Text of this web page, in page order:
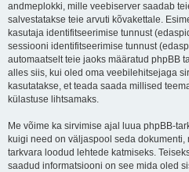
andmeplokki, mille veebiserver saadab
salvestatakse teie arvuti kõvakettale.
kasutaja identifitseerimise tunnust
sessiooni identifitseerimise tunnust
automaatselt teie jaoks määratud phpBB
alles siis, kui oled oma veebilehitsejaga
kasutatakse, et teada saada millised
külastuse lihtsamaks.
Me võime ka sirvimise ajal luua phpBB-
kuigi need on väljaspool seda
tarkvara loodud lehtede katmiseks.
saadud informatsiooni on see mida oled